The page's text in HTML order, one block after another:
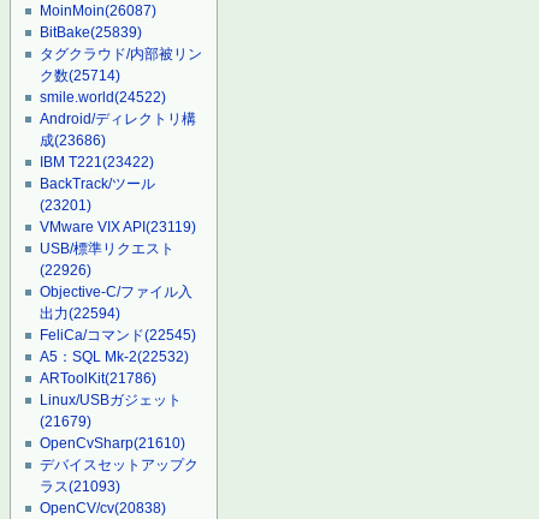
MoinMoin(26087)
BitBake(25839)
タグクラウド/内部被リン
ク数(25714)
smile.world(24522)
Android/ディレクトリ構
成(23686)
IBM T221(23422)
BackTrack/ツール
(23201)
VMware VIX API(23119)
USB/標準リクエスト
(22926)
Objective-C/ファイル入
出力(22594)
FeliCa/コマンド(22545)
A5：SQL Mk-2(22532)
ARToolKit(21786)
Linux/USBガジェット
(21679)
OpenCvSharp(21610)
デバイスセットアップク
ラス(21093)
OpenCV/cv(20838)